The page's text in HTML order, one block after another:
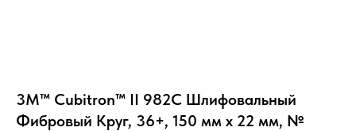
3M™ Cubitron™ II 982C Шлифовальный
Фибровый Круг, 36+, 150 мм х 22 мм, №